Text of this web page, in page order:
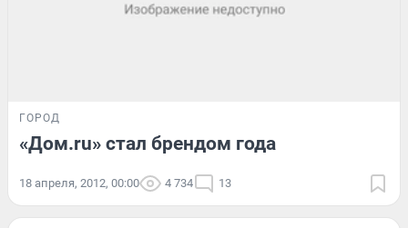
ГОРОД
«Дом.ru» стал брендом года
18 апреля, 2012, 00:00 4 734 13